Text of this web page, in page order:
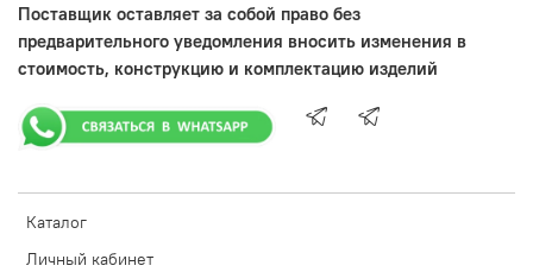
Каталог
Личный кабинет
Поставщик оставляет за собой право без
предварительного уведомления вносить изменения в
стоимость, конструкцию и комплектацию изделий